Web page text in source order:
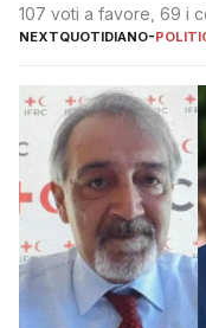
107 voti a favore, 69 i
NEXTQUOTIDIANO-